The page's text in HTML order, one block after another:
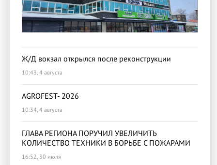
Ж/Д вокзал открылся после реконструкции
10:43, 4 августа
AGROFEST- 2026
10:34, 4 августа
ГЛАВА РЕГИОНА ПОРУЧИЛ УВЕЛИЧИТЬ
КОЛИЧЕСТВО ТЕХНИКИ В БОРЬБЕ С ПОЖАРАМИ
16:52, 30 июля